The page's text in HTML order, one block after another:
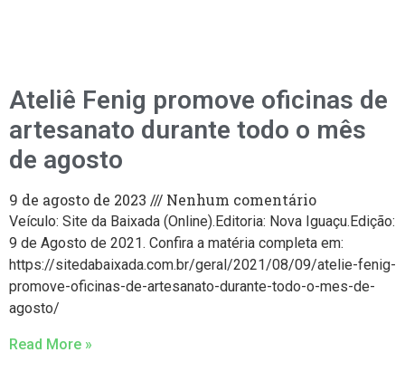
Ateliê Fenig promove oficinas de
artesanato durante todo o mês
de agosto
9 de agosto de 2023 Nenhum comentário
Veículo: Site da Baixada (Online).Editoria: Nova Iguaçu.Edição:
9 de Agosto de 2021. Confira a matéria completa em:
https://sitedabaixada.com.br/geral/2021/08/09/atelie-fenig-
promove-oficinas-de-artesanato-durante-todo-o-mes-de-
agosto/
Read More »